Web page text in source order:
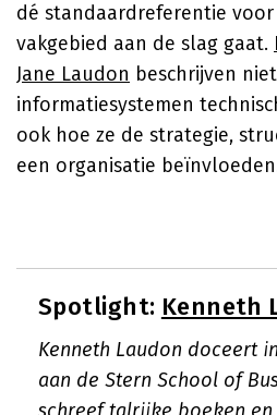
dé standaardreferentie
vakgebied aan de slag gaat.
Jane Laudon beschrijven
informatiesystemen
ook hoe ze de strategie,
een organisatie
Spotlight: Kenneth
Kenneth Laudon doceert
aan de Stern School of